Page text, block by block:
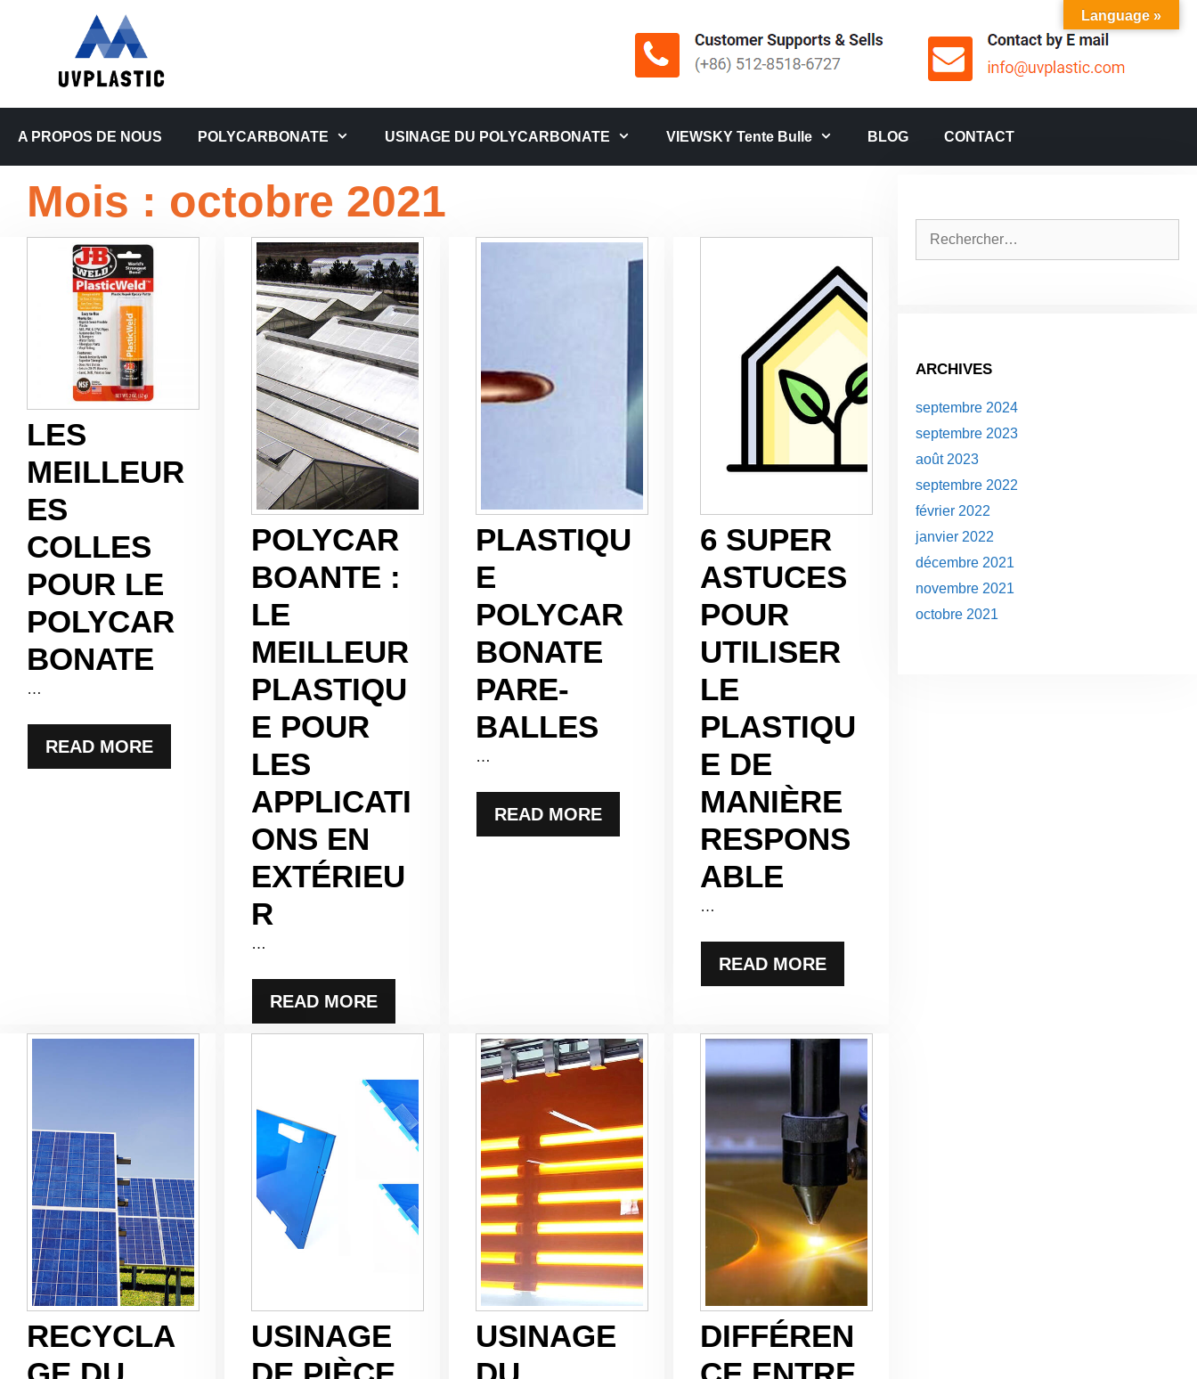
A PROPOS DE NOUS POLYCARBONATE USINAGE DU POLYCARBONATE VIEWSKY Tente Bulle BLOG CONTACT
Mois : octobre 2021
LES
MEILLEUR
ES
COLLES
POUR LE
POLYCAR
BONATE
…
READ MORE
POLYCAR
BOANTE :
LE
MEILLEUR
PLASTIQU
E POUR
LES
APPLICATI
ONS EN
EXTÉRIEU
R
…
READ MORE
PLASTIQU
E
POLYCAR
BONATE
PARE-
BALLES
…
READ MORE
6 SUPER
ASTUCES
POUR
UTILISER
LE
PLASTIQU
E DE
MANIÈRE
RESPONS
ABLE
…
READ MORE
RECYCLA
USINAGE
USINAGE
DIFFÉREN
ARCHIVES
septembre 2024
septembre 2023
août 2023
septembre 2022
février 2022
janvier 2022
décembre 2021
novembre 2021
octobre 2021
Language »